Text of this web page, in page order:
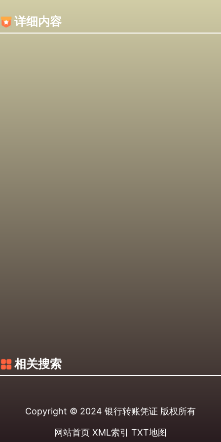
详细内容
相关搜索
Copyright © 2024 银行转账凭证 版权所有
网站首页 XML索引 TXT地图